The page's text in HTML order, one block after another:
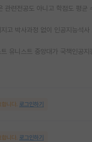
관련전공도 아니고 학점도 평
고 박사과정 없이 인공지능석
유니스트 중앙대가 국책인공지
니다. 로그인하기
니다. 로그인하기